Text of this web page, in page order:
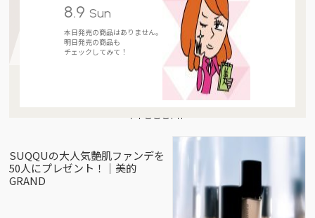
8.9 Sun
本日発売の商品はありません。
明日発売の商品も
チェックしてみて！
Present
SUQQUの大人気艶肌ファンデを
50人にプレゼント！｜美的
GRAND